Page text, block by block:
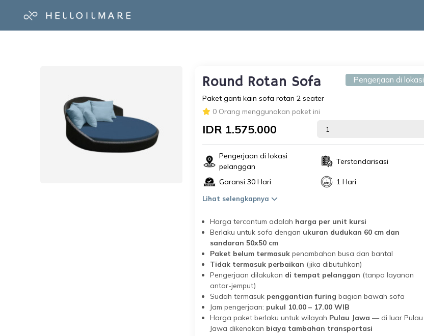
Round Rotan Sofa Pengerjaan di lokasi
Paket ganti kain sofa rotan 2 seater
0 Orang menggunakan paket ini
IDR 1.575.000
Pengerjaan di lokasi
pelanggan
Terstandarisasi
Garansi 30 Hari 1 Hari
Lihat selengkapnya
Harga tercantum adalah harga per unit kursi
Berlaku untuk sofa dengan ukuran dudukan 60 cm dan
sandaran 50x50 cm
Paket belum termasuk penambahan busa dan bantal
Tidak termasuk perbaikan (jika dibutuhkan)
Pengerjaan dilakukan di tempat pelanggan (tanpa layanan
antar-jemput)
Sudah termasuk penggantian furing bagian bawah sofa
Jam pengerjaan: pukul 10.00 – 17.00 WIB
Harga paket berlaku untuk wilayah Pulau Jawa — di luar Pulau
Jawa dikenakan biaya tambahan transportasi